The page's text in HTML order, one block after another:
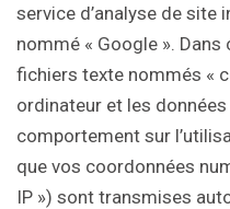
service d’analyse de site
nommé « Google ».
fichiers texte nommés «
ordinateur et les
comportement sur
que vos coordonnées
IP ») sont transmises